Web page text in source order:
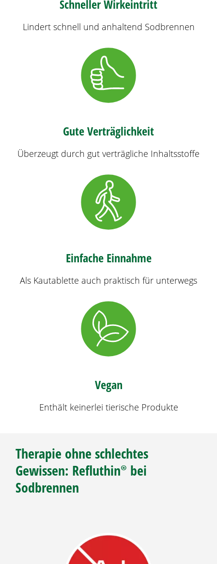
Schneller Wirkeintritt
Lindert schnell und anhaltend Sodbrennen
Gute Verträglichkeit
Überzeugt durch gut verträgliche Inhaltsstoffe
Einfache Einnahme
Als Kautablette auch praktisch für unterwegs
Vegan
Enthält keinerlei tierische Produkte
Therapie ohne schlechtes
Gewissen: Refluthin® bei
Sodbrennen